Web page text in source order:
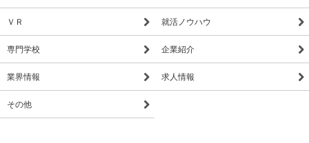
ＶＲ 就活ノウハウ
専門学校 企業紹介
業界情報 求人情報
その他